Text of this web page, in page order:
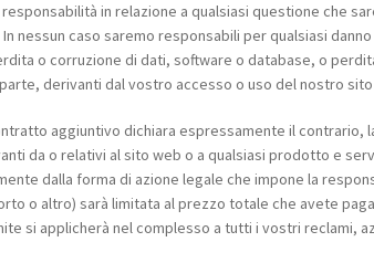
in relazione a qualsiasi questione che
nessun caso saremo responsabili per qualsiasi
o corruzione di dati, software o database, o
derivanti dal vostro accesso o uso del nostro
aggiuntivo dichiara espressamente il contrario,
da o relativi al sito web o a qualsiasi prodotto e
dalla forma di azione legale che impone la
o altro) sarà limitata al prezzo totale che avete
si applicherà nel complesso a tutti i vostri reclami,